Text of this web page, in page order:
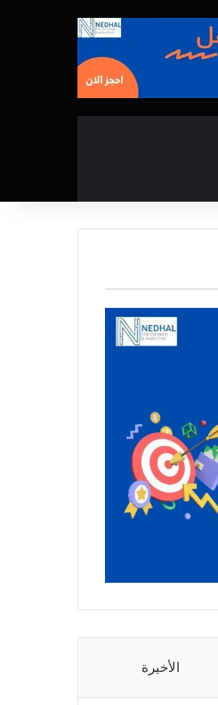
الأخيرة